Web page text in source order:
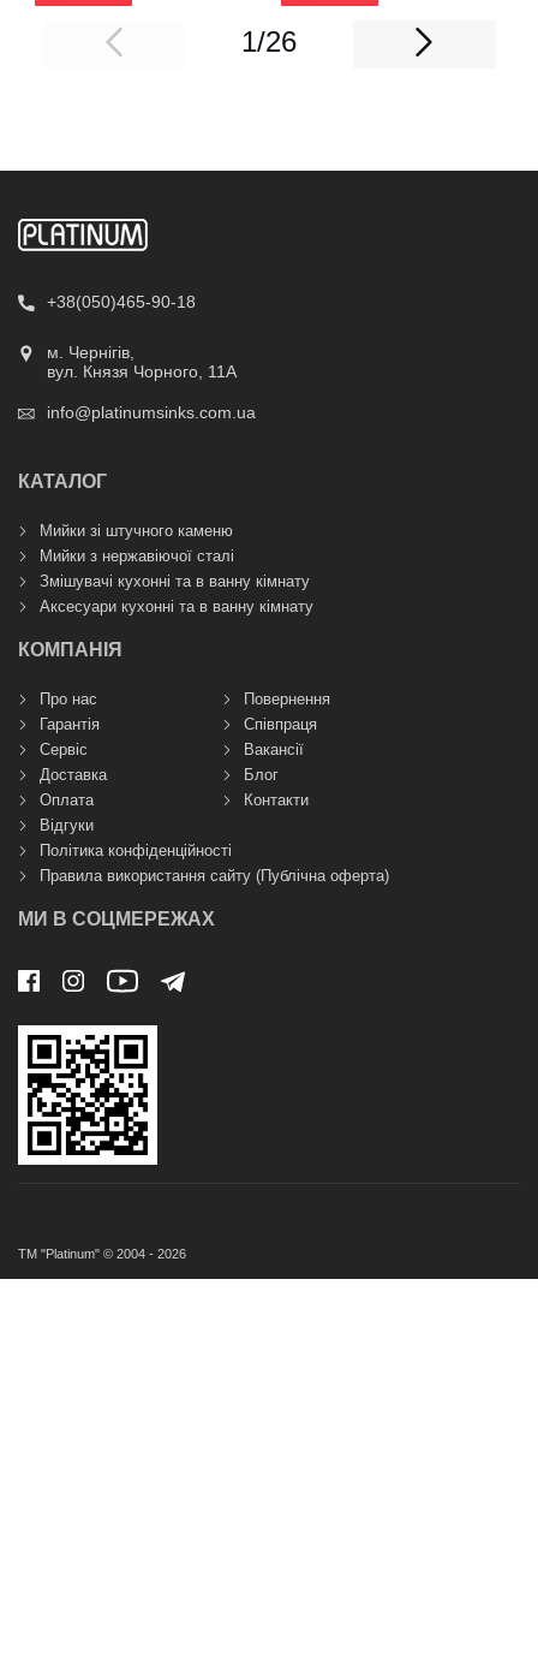
1/26
+38(050)465-90-18
м. Чернігів,
вул. Князя Чорного, 11А
info@platinumsinks.com.ua
КАТАЛОГ
Мийки зі штучного каменю
Мийки з нержавіючої сталі
Змішувачі кухонні та в ванну кімнату
Аксесуари кухонні та в ванну кімнату
КОМПАНІЯ
Про нас
Гарантія
Сервіс
Доставка
Оплата
Повернення
Співпраця
Вакансії
Блог
Контакти
Відгуки
Політика конфіденційності
Правила використання сайту (Публічна оферта)
МИ В СОЦМЕРЕЖАХ
ТМ "Platinum" © 2004 - 2026